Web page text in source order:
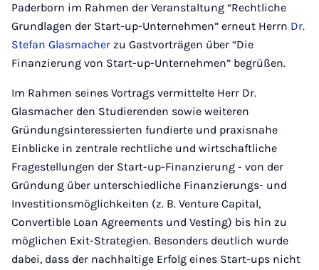
Paderborn im Rahmen der Veranstaltung “Rechtliche
Grundlagen der Start-up-Unternehmen” erneut Herrn Dr.
Stefan Glasmacher zu Gastvorträgen über “Die
Finanzierung von Start-up-Unternehmen” begrüßen.
Im Rahmen seines Vortrags vermittelte Herr Dr.
Glasmacher den Studierenden sowie weiteren
Gründungsinteressierten fundierte und praxisnahe
Einblicke in zentrale rechtliche und wirtschaftliche
Fragestellungen der Start-up-Finanzierung - von der
Gründung über unterschiedliche Finanzierungs- und
Investitionsmöglichkeiten (z. B. Venture Capital,
Convertible Loan Agreements und Vesting) bis hin zu
möglichen Exit-Strategien. Besonders deutlich wurde
dabei, dass der nachhaltige Erfolg eines Start-ups nicht